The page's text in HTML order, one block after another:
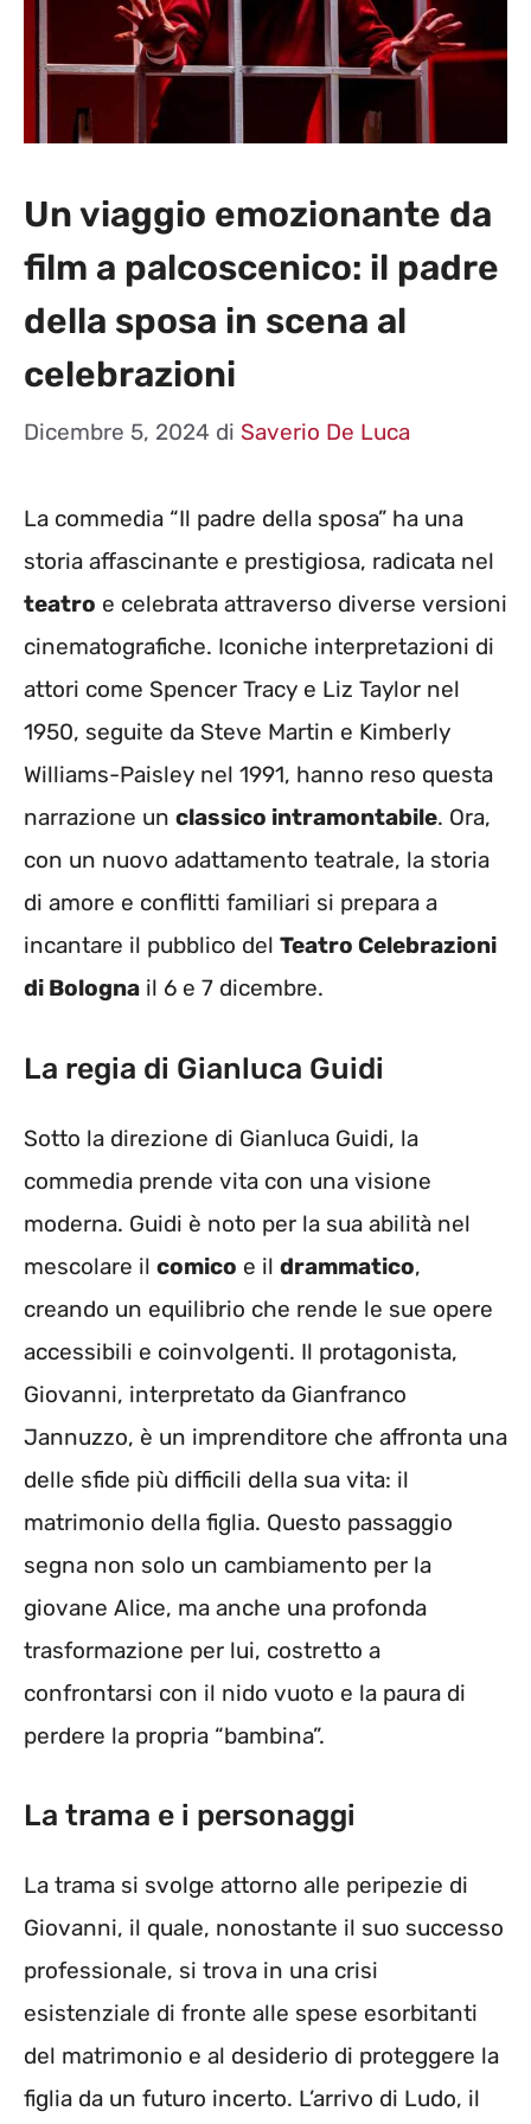
Un viaggio emozionante da
film a palcoscenico: il padre
della sposa in scena al
celebrazioni
Dicembre 5, 2024 di Saverio De Luca
La commedia “Il padre della sposa” ha una
storia affascinante e prestigiosa, radicata nel
teatro e celebrata attraverso diverse versioni
cinematografiche. Iconiche interpretazioni di
attori come Spencer Tracy e Liz Taylor nel
1950, seguite da Steve Martin e Kimberly
Williams-Paisley nel 1991, hanno reso questa
narrazione un classico intramontabile. Ora,
con un nuovo adattamento teatrale, la storia
di amore e conflitti familiari si prepara a
incantare il pubblico del Teatro Celebrazioni
di Bologna il 6 e 7 dicembre.
La regia di Gianluca Guidi
Sotto la direzione di Gianluca Guidi, la
commedia prende vita con una visione
moderna. Guidi è noto per la sua abilità nel
mescolare il comico e il drammatico,
creando un equilibrio che rende le sue opere
accessibili e coinvolgenti. Il protagonista,
Giovanni, interpretato da Gianfranco
Jannuzzo, è un imprenditore che affronta una
delle sfide più difficili della sua vita: il
matrimonio della figlia. Questo passaggio
segna non solo un cambiamento per la
giovane Alice, ma anche una profonda
trasformazione per lui, costretto a
confrontarsi con il nido vuoto e la paura di
perdere la propria “bambina”.
La trama e i personaggi
La trama si svolge attorno alle peripezie di
Giovanni, il quale, nonostante il suo successo
professionale, si trova in una crisi
esistenziale di fronte alle spese esorbitanti
del matrimonio e al desiderio di proteggere la
figlia da un futuro incerto. L’arrivo di Ludo, il